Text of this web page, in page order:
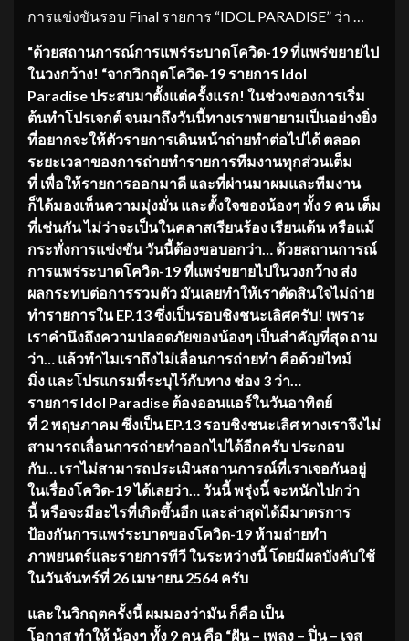
การแข่งขันรอบ Final รายการ “IDOL PARADISE” ว่า …
“ด้วยสถานการณ์การแพร่ระบาดโควิด-19ที่แพร่ขยายไป
ในวงกว้าง! “จากวิกฤตโควิด-19 รายการ Idol
Paradise ประสบมาตั้งแต่ครั้งแรก! ในช่วงของการเริ่ม
ต้นทำโปรเจกต์จนมาถึงวันนี้ทางเราพยายามเป็นอย่างยิ่ง
ที่อยากจะให้ตัวรายการเดินหน้าถ่ายทำต่อไปได้ ตลอด
ระยะเวลาของการถ่ายทำรายการทีมงานทุกส่วนเต็ม
ที่ เพื่อให้รายการออกมาดี และที่ผ่านมาผมและทีมงาน
ก็ได้มองเห็นความมุ่งมั่น และตั้งใจของน้องๆ ทั้ง 9 คน เต็ม
ที่เช่นกันไม่ว่าจะเป็นในคลาสเรียนร้อง เรียนเต้น หรือแม้
กระทั่งการแข่งขันวันนี้ต้องขอบอกว่า
ด้วยสถานการณ์
การแพร่ระบาดโควิด-19ที่แพร่ขยายไปในวงกว้าง ส่ง
ผลกระทบต่อการรวมตัว มันเลยทำให้เราตัดสินใจไม่ถ่าย
ทำรายการในEP. 13ซึ่งเป็นรอบชิงชนะเลิศครับ! เพราะ
เราคำนึงถึงความปลอดภัยของน้องๆ เป็นสำคัญที่สุด ถาม
ว่า…
แล้วทำไมเราถึงไม่เลื่อนการถ่ายทำ คือด้วยไทม์
มิ่ง และโปรแกรมที่ระบุไว้กับทาง ช่อง 3ว่า
รายการ Idol Paradise ต้องออนแอร์ในวันอาทิตย์
ที่ 2พฤษภาคม ซึ่งเป็นEP. 13 รอบชิงชนะเลิศทางเราจึงไม่
สามารถเลื่อนการถ่ายทำออกไปได้อีกครับ ประกอบ
กับ… เราไม่สามารถประเมินสถานการณ์ที่เราเจอกันอยู่
ในเรื่องโควิด-19ได้เลยว่า
วันนี้ พรุ่งนี้ จะหนักไปกว่า
นี้ หรือจะมีอะไรที่เกิดขึ้นอีก และล่าสุดได้มีมาตรการ
ป้องกันการแพร่ระบาดของโควิด-19 ห้ามถ่ายทำ
ภาพยนตร์และรายการทีวี ในระหว่างนี้ โดยมีผลบังคับใช้
ในวันจันทร์ที่ 26 เมษายน2564 ครับ
และในวิกฤตครั้งนี้ ผมมองว่ามัน ก็คือ เป็น
โอกาส ทำให้ น้องๆ ทั้ง 9 คน คือ “ฝัน– เพลง – ปิ่น– เจส